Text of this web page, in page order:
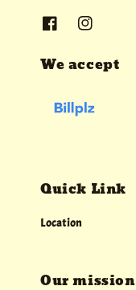
We accept
Quick Link
Location
Our mission